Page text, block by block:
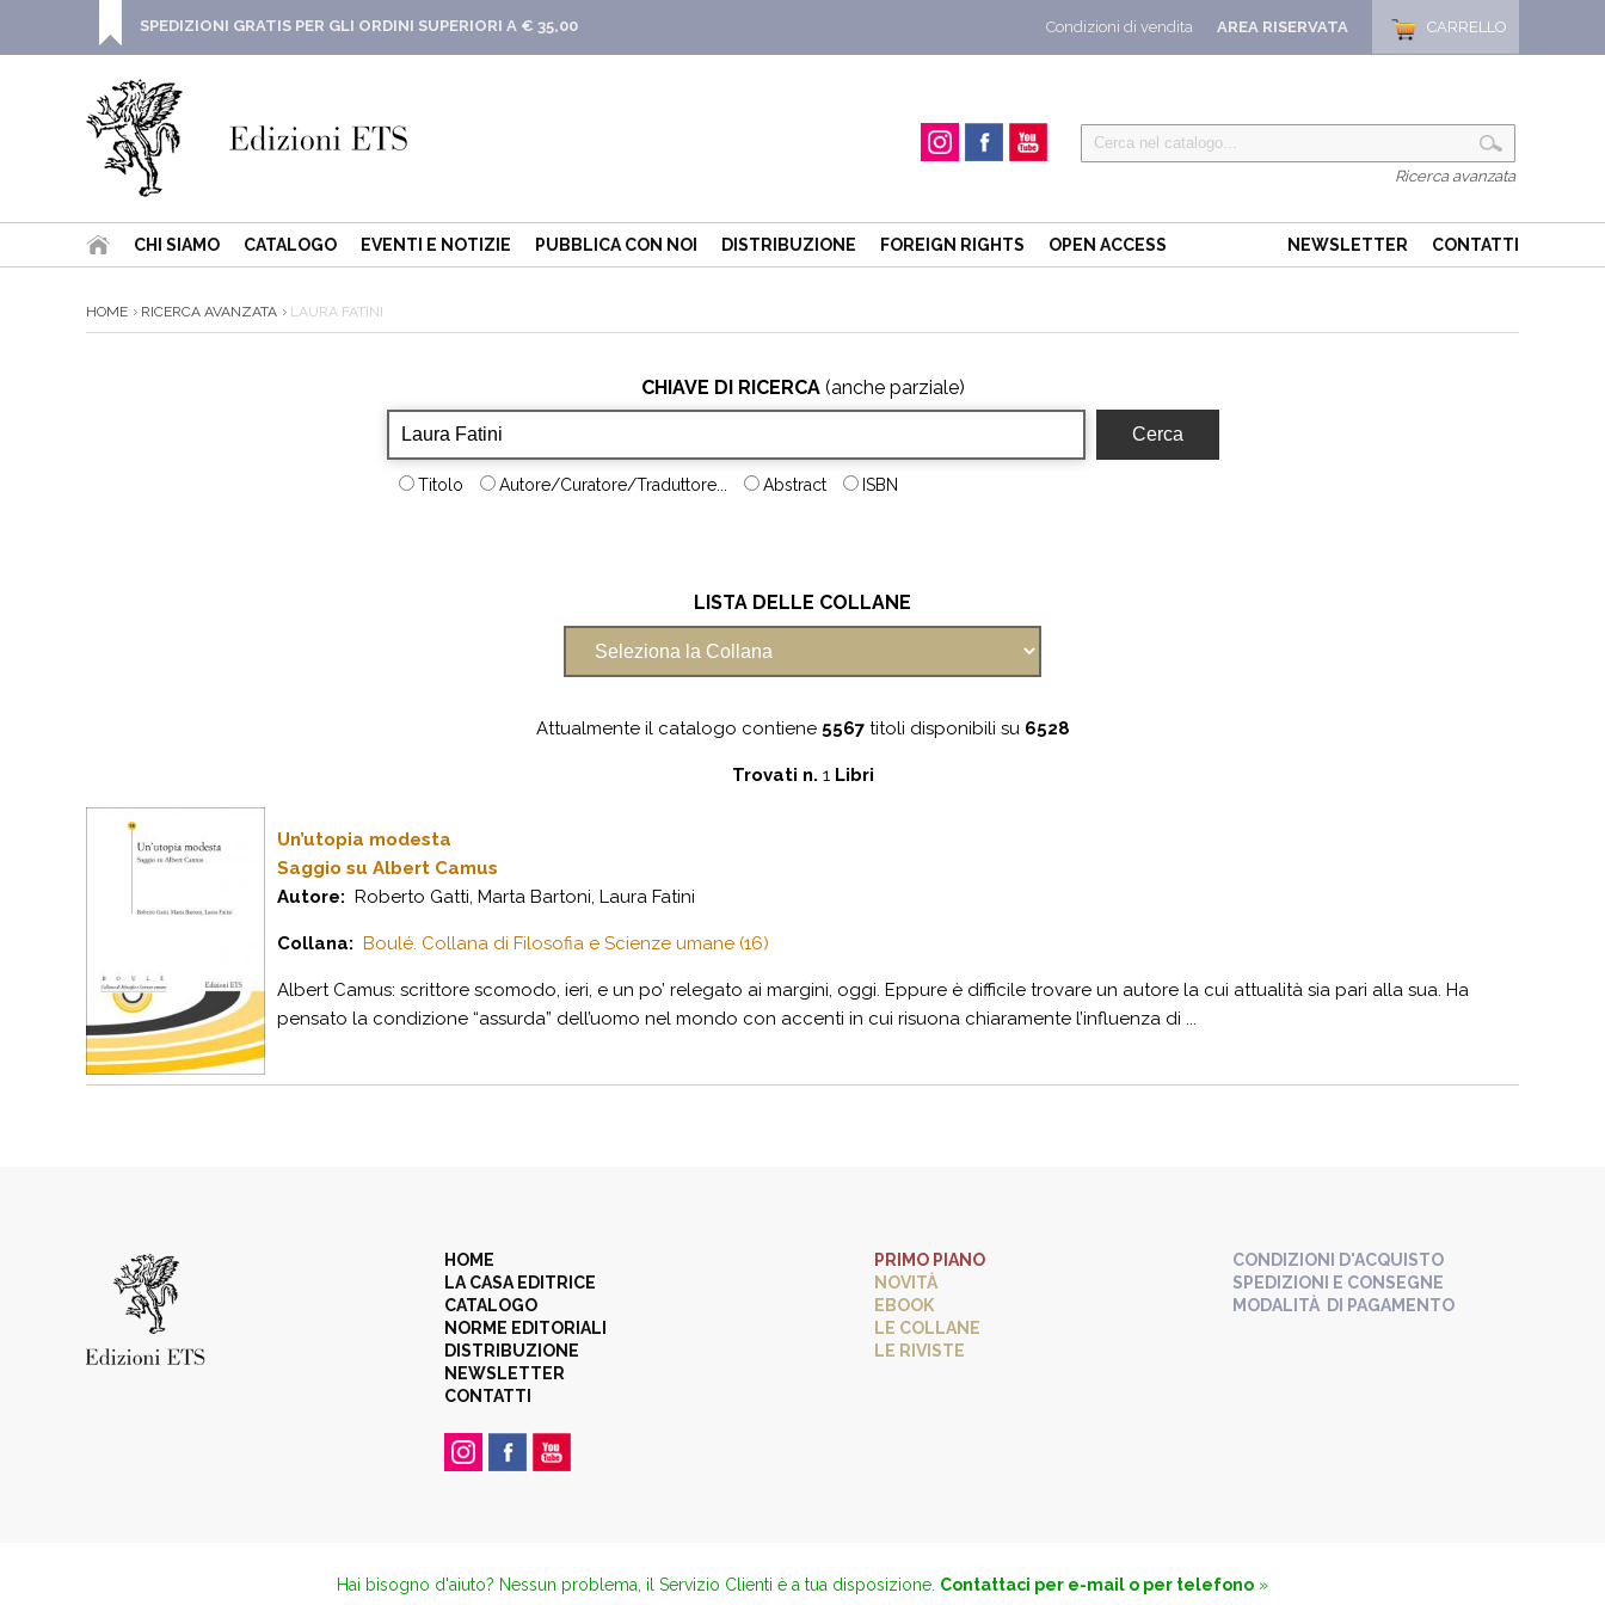
CARRELLO
AREA RISERVATA
Condizioni di vendita
SPEDIZIONI GRATIS PER GLI ORDINI SUPERIORI A € 35,00
Ricerca avanzata
CHI SIAMO CATALOGO EVENTI E NOTIZIE PUBBLICA CON NOI DISTRIBUZIONE FOREIGN RIGHTS OPEN ACCESS NEWSLETTER CONTATTI
HOME RICERCA AVANZATA LAURA FATINI
CHIAVE DI RICERCA(anche parziale)
Titolo Autore/Curatore/Traduttore... Abstract ISBN
LISTA DELLE COLLANE
Attualmente il catalogo contiene 5567titoli disponibili su 6528
Trovati n. 1Libri
Un’utopia modesta
Saggio su Albert Camus
Autore: Roberto Gatti, Marta Bartoni, Laura Fatini
Collana: Boulé. Collana di Filosofia e Scienze umane (16)
Albert Camus: scrittore scomodo, ieri, e un po’ relegato ai margini, oggi. Eppure è difficile trovare un autore la cui attualità sia pari alla sua. Ha
pensato la condizione “assurda” dell’uomo nel mondo con accenti in cui risuona chiaramente l’influenza di ...
HOME
LA CASA EDITRICE
CATALOGO
NORME EDITORIALI
DISTRIBUZIONE
NEWSLETTER
CONTATTI
PRIMO PIANO
NOVITÀ
EBOOK
LE COLLANE
LE RIVISTE
CONDIZIONI D'ACQUISTO
SPEDIZIONI E CONSEGNE
MODALITÀ DI PAGAMENTO
Hai bisogno d'aiuto? Nessun problema, il Servizio Clienti è a tua disposizione. Contattaci per e-mail o per telefono »